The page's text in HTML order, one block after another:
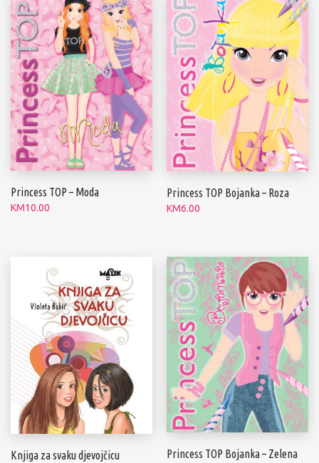
Princess TOP – Moda
KM10.00
Princess TOP Bojanka – Roza
KM6.00
Knjiga za svaku djevojčicu Princess TOP Bojanka – Zelena